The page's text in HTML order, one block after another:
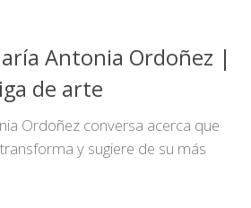
Antonia Ordoñez |
de arte
Ordoñez conversa acerca que
y sugiere de su más